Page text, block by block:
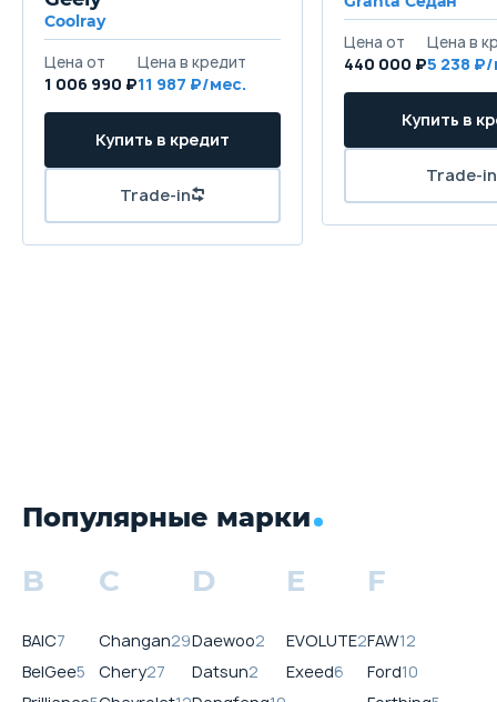
Coolray
1 006 990 ₽11 987
440 000 ₽5 238
Популярные марки
B
BAIC7
BelGee5
C
Changan29
Chery27
D
Daewoo2
Datsun2
E
EVOLUTE2
Exeed6
F
FAW12
Ford10